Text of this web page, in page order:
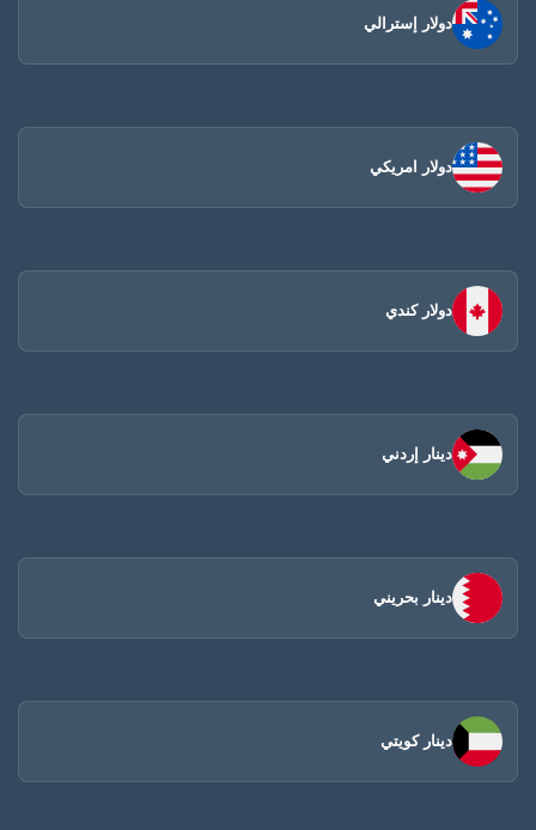
دولار إسترالي
دولار امريكي
دولار كندي
دينار إردني
دينار بحريني
دينار كويتي